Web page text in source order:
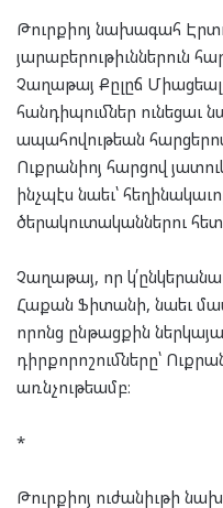
Թուրքիոյ նախագահ
յարաբերութիւններուն
Չաղաթայ Քըլըճ
հանդիպումներ
ապահովութեան
Ուքրանիոյ հարցով
ինչպէս նաեւ՝
ծերակուտականներու
Չաղաթայ, որ
Հաքան Ֆիտանի, նաեւ
որոնց ընթացքին
դիրքորոշումները՝
առնչութեամբ։
*
Թուրքիոյ ուժանիւթի